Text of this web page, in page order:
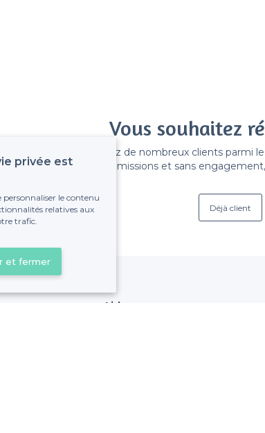
Vous souhaitez
Gagnez de nombreux clients parmi
Pas de commissions et sans
Déjà client
Aide
privée est
personnaliser le contenu
relatives aux
trafic.
et fermer